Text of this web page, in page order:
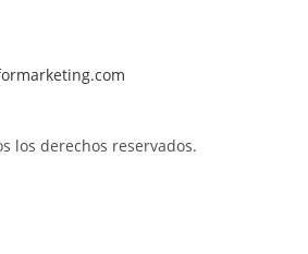
los derechos reservados.